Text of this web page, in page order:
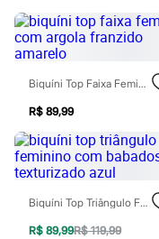
Rasteirinhas
Sandálias
Tênis
Diversão
Marcas
Fifteen
Miss Fifteen
Palomino
Moda íntima
Calcinhas
Cuecas
Meias
Pijamas
Biquíni Top Faixa Feminino Com Argola Franzido Amarelo
R$ 89,99
Biquíni Top Triângulo Feminino Com Babados Texturizado Azul
R$ 89,99R$ 119,99